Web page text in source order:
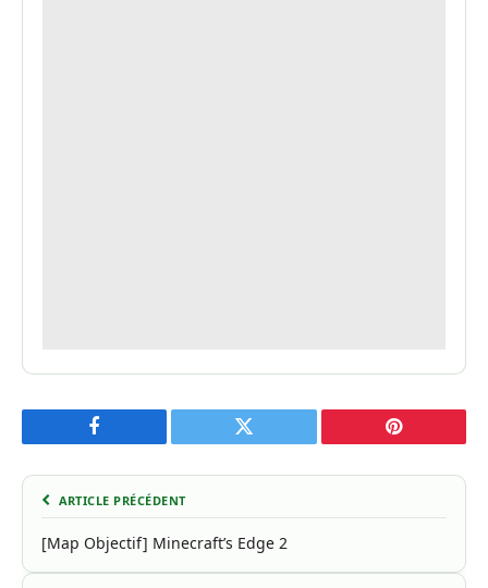
Facebook Twitter Pinterest
ARTICLE PRÉCÉDENT
[Map Objectif] Minecraft’s Edge 2